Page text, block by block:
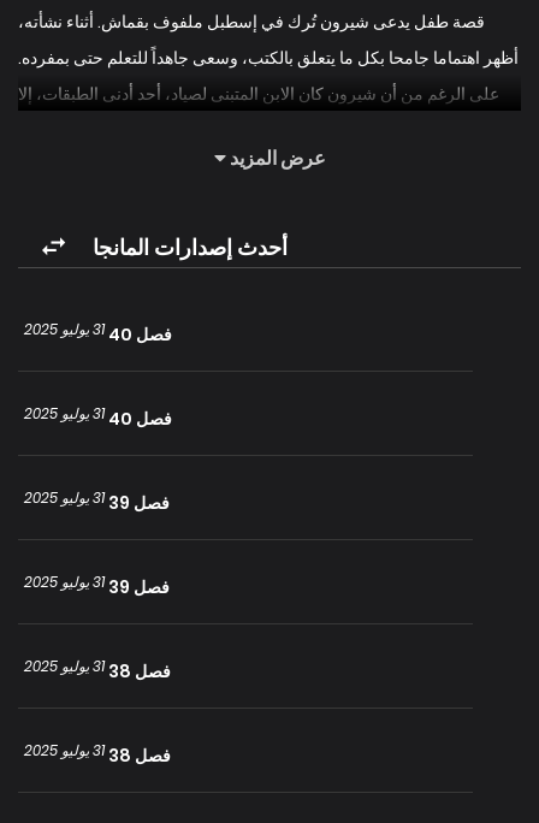
قصة طفل يدعى شيرون تُرك في إسطبل ملفوف بقماش. أثناء نشأته،
أظهر اهتماما جامحا بكل ما يتعلق بالكتب، وسعى جاهداً للتعلم حتى بمفرده.
على الرغم من أن شيرون كان الابن المتبنى لصياد، أحد أدنى الطبقات، إلا
في هدم الأشجار بزوج من الفؤوس، يصطحبه والده في رحلته إلى المدينة.
عرض المزيد
أحدث إصدارات المانجا
فصل 40 31 يوليو 2025
فصل 40 31 يوليو 2025
فصل 39 31 يوليو 2025
فصل 39 31 يوليو 2025
فصل 38 31 يوليو 2025
فصل 38 31 يوليو 2025